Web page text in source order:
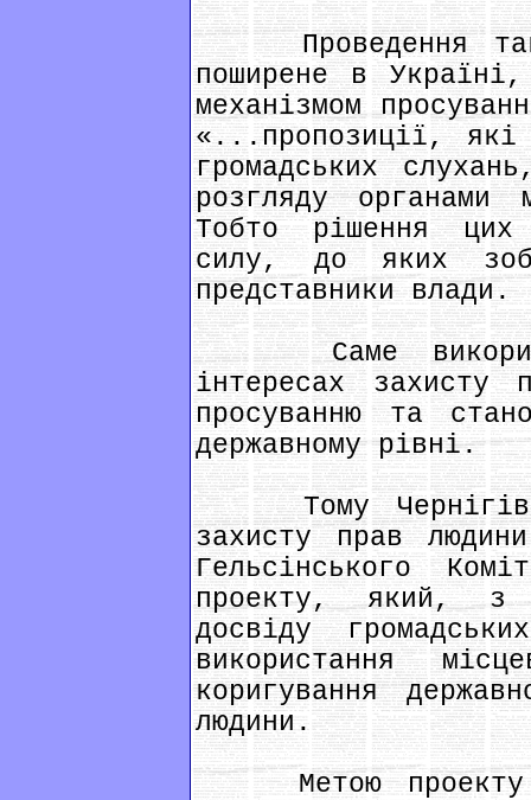
Проведення
поширене в
механізмом
«...пропозиції, які
громадських
розгляду органами
Тобто рішення цих
силу, до яких
представники влади.
Саме
інтересах захисту
просуванню та
державному рівні.
Тому
захисту прав
Гельсінського
проекту, який, з
досвіду
використання
коригування
людини.
Метою проекту є